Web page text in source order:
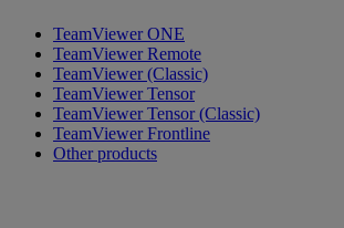
TeamViewer ONE
TeamViewer Remote
TeamViewer (Classic)
TeamViewer Tensor
TeamViewer Tensor (Classic)
TeamViewer Frontline
Other products